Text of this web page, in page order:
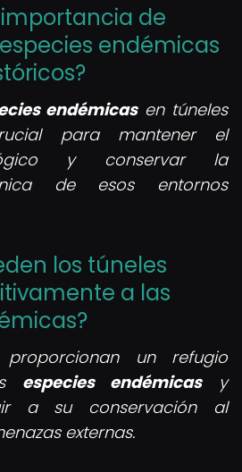
importancia de
endémicas
endémicasen túneles
para mantener el
y conservar la
de esos entornos
los túneles
a las
proporcionan un refugio
especies endémicasy
a su conservación al
externas.